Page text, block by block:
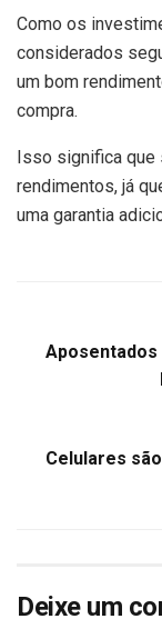
Como os
considerados
um bom
compra.
Isso significa que
rendimentos, já
uma garantia
Celulares
Deixe um